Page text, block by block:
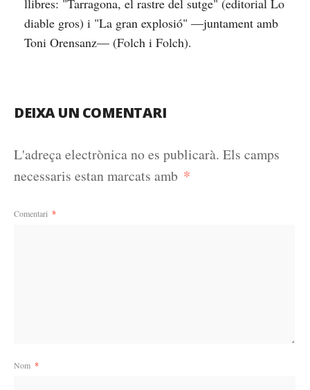
llibres: "Tarragona, el rastre del sutge" (editorial Lo
diable gros) i "La gran explosió" —juntament amb
Toni Orensanz— (Folch i Folch).
DEIXA UN COMENTARI
L'adreça electrònica no es publicarà. Els camps
necessaris estan marcats amb *
Comentari *
Nom *